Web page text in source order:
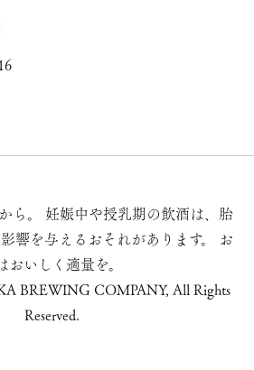
ら。
妊娠中や授乳期の飲酒は、胎
響を与えるおそれがあります。
お
おいしく適量を。
BREWING COMPANY, All Rights
Reserved.